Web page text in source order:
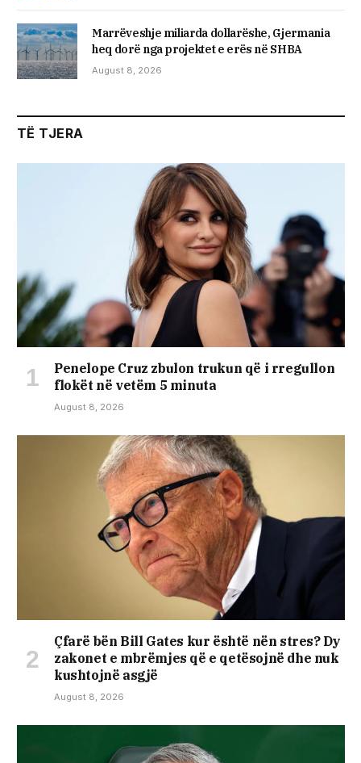
Marrëveshje miliarda dollarëshe, Gjermania
heq dorë nga projektet e erës në SHBA
August 8, 2026
TË TJERA
Penelope Cruz zbulon trukun që i rregullon
flokët në vetëm 5 minuta
August 8, 2026
Çfarë bën Bill Gates kur është nën stres? Dy
zakonet e mbrëmjes që e qetësojnë dhe nuk
kushtojnë asgjë
August 8, 2026